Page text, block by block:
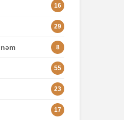
16
29
8
55
23
17